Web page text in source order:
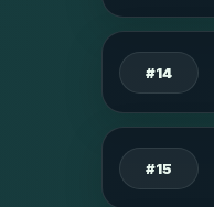
#14
#15